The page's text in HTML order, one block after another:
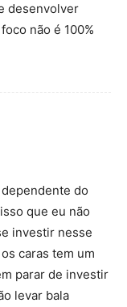
desenvolver
não é 100%
do
que eu não
investir nesse
caras tem um
parar de investir
levar bala